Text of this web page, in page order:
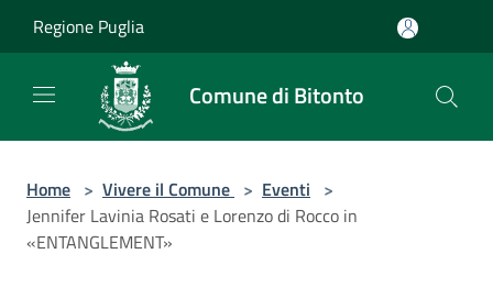
Regione Puglia
Comune di Bitonto
Home > Vivere il Comune > Eventi >
Jennifer Lavinia Rosati e Lorenzo di Rocco in
«ENTANGLEMENT»